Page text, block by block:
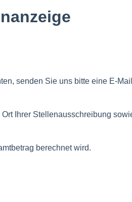
senden Sie uns bitte eine E-Mail
Ihrer Stellenausschreibung
berechnet wird.